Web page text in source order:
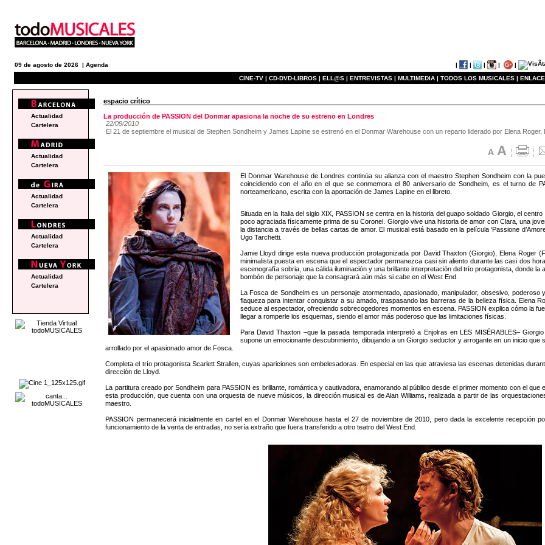
09 de agosto de 2026 | Agenda | | | | |
CINE-TV | CD-DVD-LIBROS | ELL@S | ENTREVISTAS | MULTIMEDIA | TODOS LOS MUSICALES |
espacio crítico
La producción de PASSION del Donmar apasiona la noche de su estreno en Londres
22/09/2010
El 21 de septiembre el musical de Stephen Sondheim y James Lapine se estrenó en el Donmar Warehouse con un reparto liderado por Elena
El Donmar Warehouse de Londres continúa su alianza con el maestro Stephen Sondheim con la
coincidiendo con el año en el que se conmemora el 80 aniversario de Sondheim, es el turno de
norteamericano, escrita con la aportación de James Lapine en el libreto.
Situada en la Italia del siglo XIX, PASSION se centra en la historia del guapo soldado Giorgio, el
poco agraciada físicamente prima de su Coronel. Giorgio vive una historia de amor con Clara, una
la distancia a través de bellas cartas de amor. El musical está basado en la película ‘Passione
Ugo Tarchetti.
Jamie Lloyd dirige esta nueva producción protagonizada por David Thaxton (Giorgio), Elena Roger
minimalista puesta en escena que el espectador permanezca casi sin aliento durante las casi dos
escenografía sobria, una cálida iluminación y una brillante interpretación del trío protagonista, donde
bombón de personaje que la consagrará aún más si cabe en el West End.
La Fosca de Sondheim es un personaje atormentado, apasionado, manipulador, obsesivo,
flaqueza para intentar conquistar a su amado, traspasando las barreras de la belleza física. Elena
seduce al espectador, ofreciendo sobrecogedores momentos en escena. PASSION explica cómo la
llegar a romperle los esquemas, siendo el amor más poderoso que las limitaciones físicas.
Para David Thaxton –que la pasada temporada interpretó a Enjolras en LES MISÉRABLES–
supone un emocionante descubrimiento, dibujando a un Giorgio seductor y arrogante en un inicio
arrollado por el apasionado amor de Fosca.
Completa el trío protagonista Scarlett Strallen, cuyas apariciones son embelesadoras. En especial en las que atraviesa las escenas detenidas
dirección de Lloyd.
La partitura creado por Sondheim para PASSION es brillante, romántica y cautivadora, enamorando al público desde el primer momento con el que
esta producción, que cuenta con una orquesta de nueve músicos, la dirección musical es de Alan Williams, realizada a partir de las
maestro.
PASSION permanecerá inicialmente en cartel en el Donmar Warehouse hasta el 27 de noviembre de 2010, pero dada la excelente recepción
funcionamiento de la venta de entradas, no sería extraño que fuera transferido a otro teatro del West End.
Actualidad
Cartelera
Actualidad
Cartelera
Actualidad
Cartelera
Actualidad
Cartelera
Actualidad
Cartelera